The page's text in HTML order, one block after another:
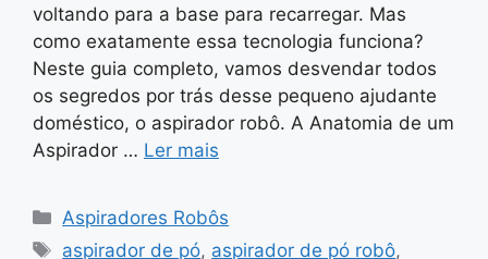
voltando para a base para recarregar. Mas
como exatamente essa tecnologia funciona?
Neste guia completo, vamos desvendar todos
os segredos por trás desse pequeno ajudante
doméstico, o aspirador robô. A Anatomia de um
Aspirador … Ler mais
Categorias
Aspiradores Robôs
Tags
aspirador de pó, aspirador de pó robô,